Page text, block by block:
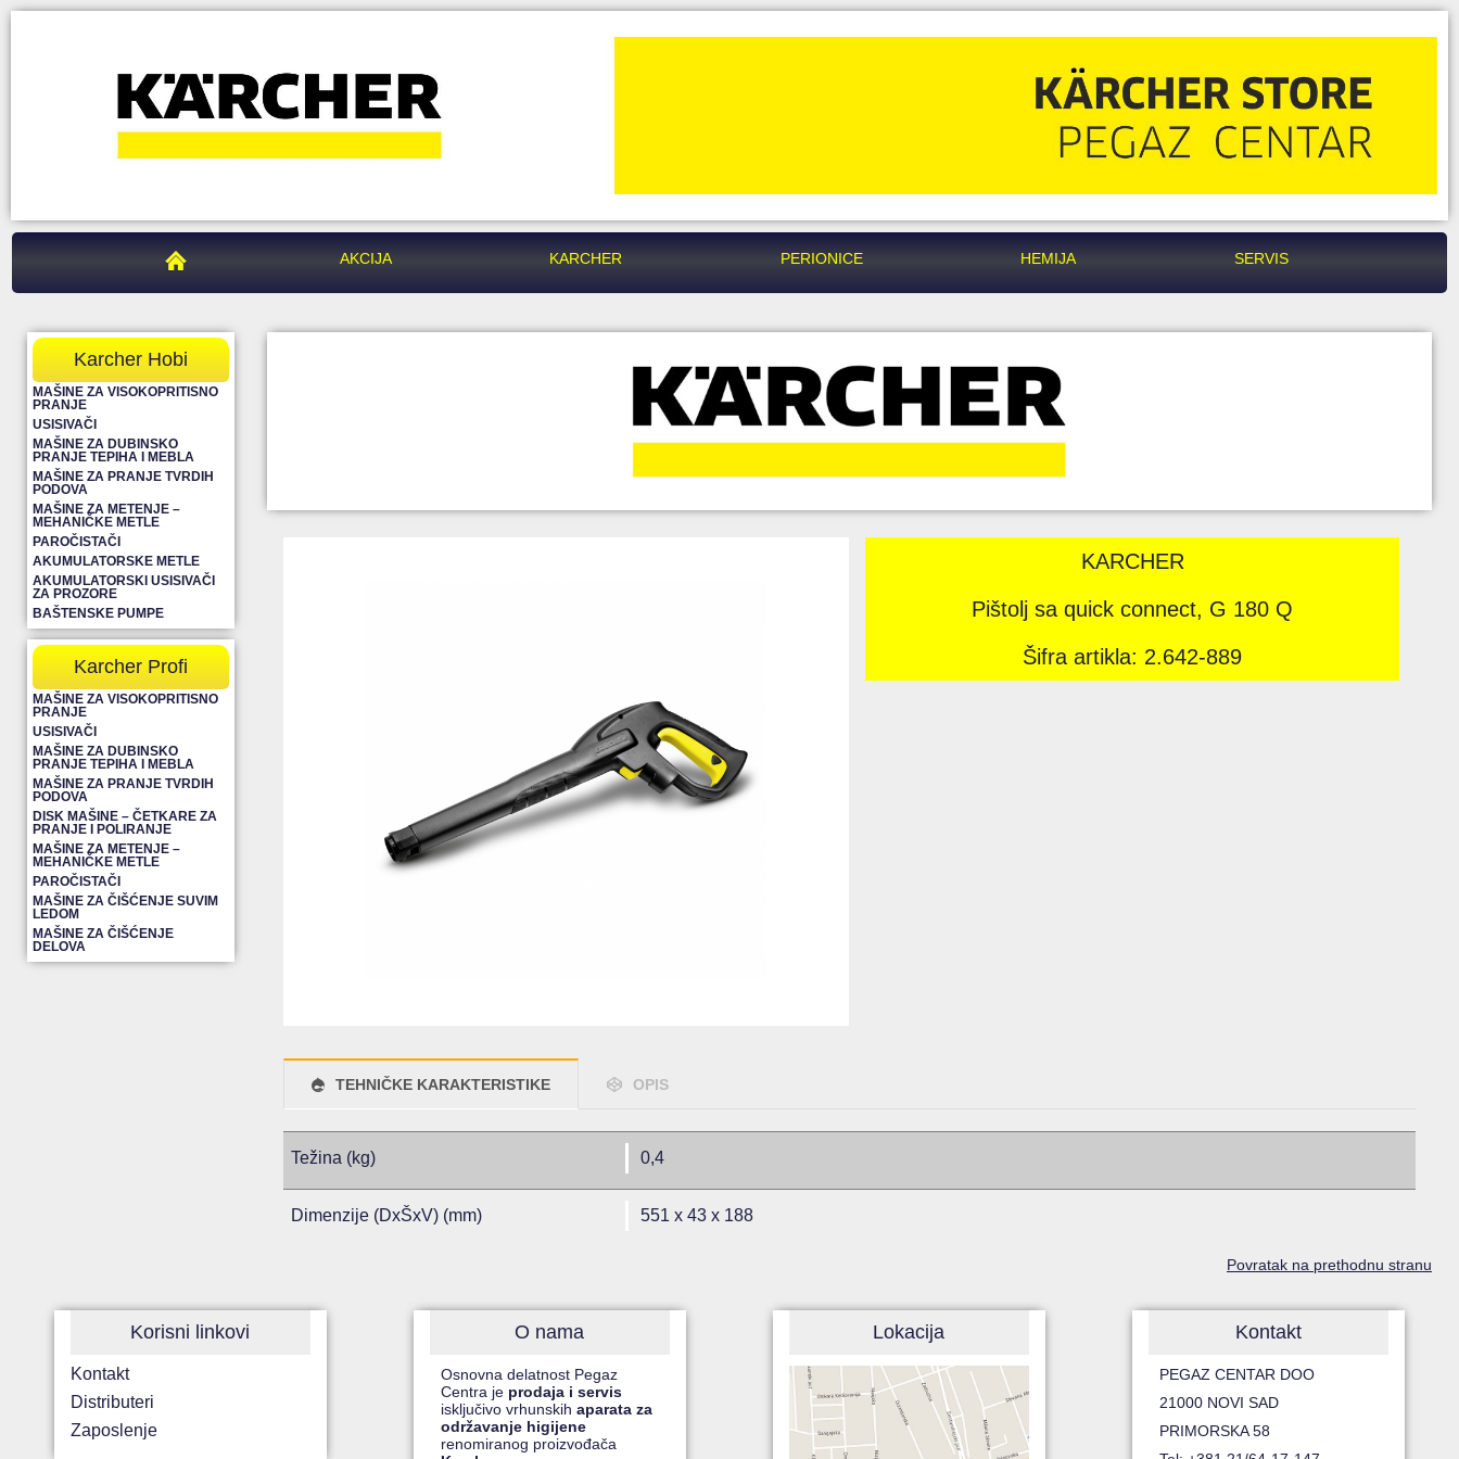
PEGAZ CENTAR AKCIJA KARCHER PERIONICE HEMIJA SERVIS
Karcher Hobi
MAŠINE ZA VISOKOPRITISNO
PRANJE
USISIVAČI
MAŠINE ZA DUBINSKO
PRANJE TEPIHA I MEBLA
MAŠINE ZA PRANJE TVRDIH
PODOVA
MAŠINE ZA METENJE –
MEHANIČKE METLE
PAROČISTAČI
AKUMULATORSKE METLE
AKUMULATORSKI USISIVAČI
ZA PROZORE
BAŠTENSKE PUMPE
Karcher Profi
MAŠINE ZA VISOKOPRITISNO
PRANJE
USISIVAČI
MAŠINE ZA DUBINSKO
PRANJE TEPIHA I MEBLA
MAŠINE ZA PRANJE TVRDIH
PODOVA
DISK MAŠINE – ČETKARE ZA
PRANJE I POLIRANJE
MAŠINE ZA METENJE –
MEHANIČKE METLE
PAROČISTAČI
MAŠINE ZA ČIŠĆENJE SUVIM
LEDOM
MAŠINE ZA ČIŠĆENJE
DELOVA
KARCHER
Pištolj sa quick connect, G 180 Q
Šifra artikla: 2.642-889
TEHNIČKE KARAKTERISTIKE OPIS
Težina (kg) 0,4
Dimenzije (DxŠxV) (mm) 551 x 43 x 188
Povratak na prethodnu stranu
Korisni linkovi
Kontakt
Distributeri
Zaposlenje
O nama
Osnovna delatnost Pegaz
Centra je prodaja i servis
isključivo vrhunskihaparata za
održavanje higijene
renomiranog proizvođača
Lokacija Kontakt
PEGAZ CENTAR DOO
21000 NOVI SAD
PRIMORSKA 58